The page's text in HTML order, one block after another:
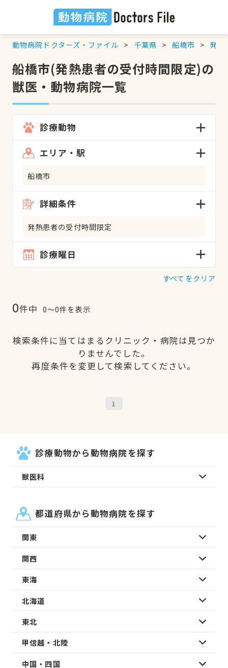
動物病院ドクターズ・ファイル 千葉県 船橋市 発熱
船橋市(発熱患者の受付時間限定)の
獣医・動物病院一覧
診療動物
エリア・駅
船橋市
詳細条件
発熱患者の受付時間限定
診療曜日
すべてをクリア
0件中 0〜0件を表示
検索条件に当てはまるクリニック・病院は見つか
りませんでした。
再度条件を変更して検索してください。
1
診療動物から動物病院を探す
獣医科
都道府県から動物病院を探す
関東
関西
東海
北海道
東北
甲信越・北陸
中国・四国